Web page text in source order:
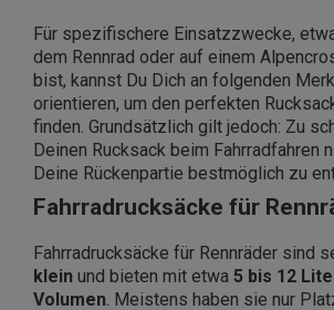
Für spezifischere Einsatzzwecke,
dem Rennrad oder auf einem
bist, kannst Du Dich an folgenden
orientieren, um den perfekten
finden. Grundsätzlich gilt jedoch: Zu
Deinen Rucksack beim Fahrradfahren
Deine Rückenpartie bestmöglich zu
Fahrradrucksäcke für
Fahrradrucksäcke für Rennräder sind
klein und bieten mit etwa 5 bis 12
Volumen. Meistens haben sie nur